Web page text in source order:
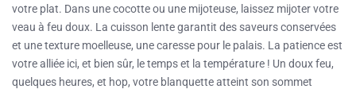
votre plat. Dans une cocotte ou une mijoteuse, laissez mijoter votre
veau à feu doux. La cuisson lente garantit des saveurs conservées
et une texture moelleuse, une caresse pour le palais. La patience est
votre alliée ici, et bien sûr, le temps et la température ! Un doux feu,
quelques heures, et hop, votre blanquette atteint son sommet